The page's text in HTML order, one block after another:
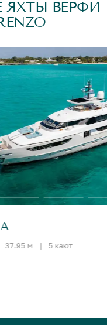
ЯХТЫ ВЕРФИ
37.95 м | 5 кают